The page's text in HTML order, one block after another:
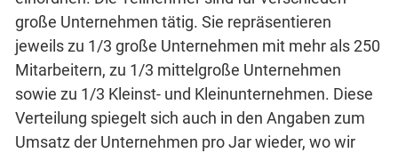
große Unternehmen tätig. Sie repräsentieren
jeweils zu 1/3 große Unternehmen mit mehr als 250
Mitarbeitern, zu 1/3 mittelgroße Unternehmen
sowie zu 1/3 Kleinst- und Kleinunternehmen. Diese
Verteilung spiegelt sich auch in den Angaben zum
Umsatz der Unternehmen pro Jar wieder, wo wir